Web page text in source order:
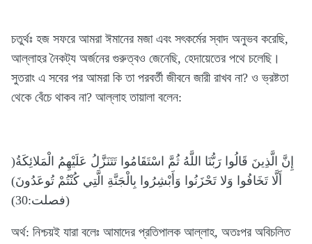
চতুর্থঃ হজ সফরে আমরা ঈমানের মজা এবং সৎকর্মের স্বাদ অনুভব করেছি,
আল্লাহর নৈকট্য অর্জনের গুরুত্বও জেনেছি, হেদায়েতের পথে চলেছি।
সুতরাং এ সবের পর আমরা কি তা পরবর্তী জীবনে জারী রাখব না? ও ভ্রষ্টতা
থেকে বেঁচে থাকব না? আল্লাহ তায়ালা বলেন:
)إِنَّ الَّذِينَ قَالُوا رَبُّنَا اللَّهُ ثُمَّ اسْتَقَامُوا تَتَنَزَّلُ عَلَيْهِمُ الْمَلائِكَةُ
أَلَّا تَخَافُوا وَلا تَحْزَنُوا وَأَبْشِرُوا بِالْجَنَّةِ الَّتِي كُنْتُمْ تُوعَدُونَ)
(فصلت:30)
অর্থ: নিশ্চয়ই যারা বলেঃ আমাদের প্রতিপালক আল্লাহ, অতঃপর অবিচলিত